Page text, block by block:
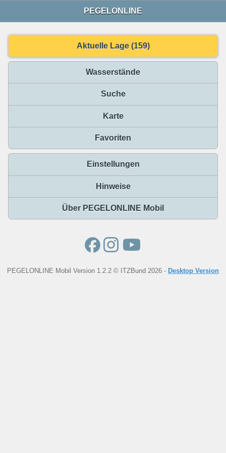
PEGELONLINE
Aktuelle Lage (159)
Wasserstände
Suche
Karte
Favoriten
Einstellungen
Hinweise
Über PEGELONLINE Mobil
PEGELONLINE Mobil Version 1.2.2 © ITZBund 2026 - Desktop Version